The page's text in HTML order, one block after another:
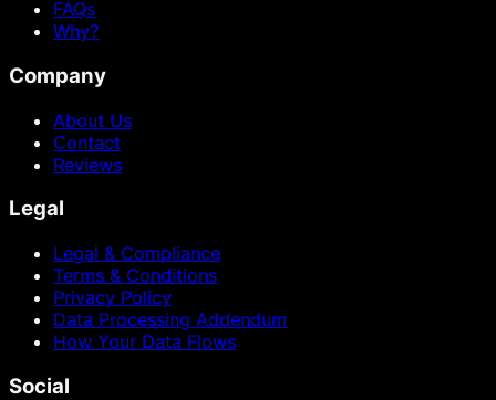
FAQs
Why?
Company
About Us
Contact
Reviews
Legal
Legal & Compliance
Terms & Conditions
Privacy Policy
Data Processing Addendum
How Your Data Flows
Social